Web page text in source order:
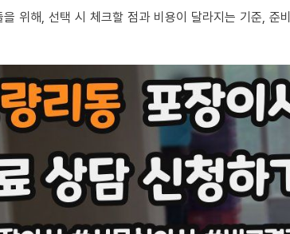
위해, 선택 시 체크할 점과 비용이 달라지는 기준, 준